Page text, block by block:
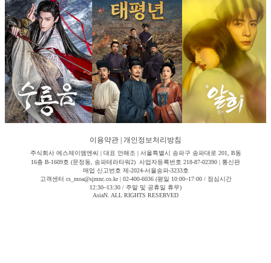
이용약관 개인정보처리방침
주식회사 에스제이엠엔씨 | 대표 안해조 | 서울특별시 송파구 송파대로 201, B동
16층 B-1609호 (문정동, 송파테라타워2) 사업자등록번호 218-87-02390 | 통신판
매업 신고번호 제-2024-서울송파-3233호
고객센터 cs_moa@sjmnc.co.kr | 02-400-6036 (평일 10:00~17:00 / 점심시간
12:30~13:30 / 주말 및 공휴일 휴무)
AsiaN. ALL RIGHTS RESERVED